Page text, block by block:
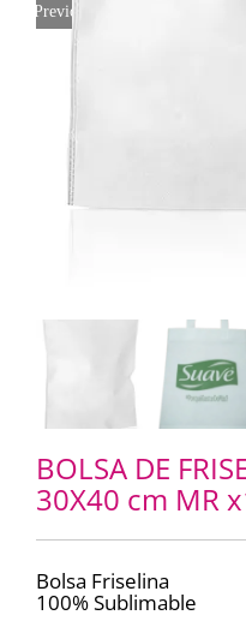
Previous
BOLSA DE
30X40 cm MR
Bolsa Friselina
100% Sublimable